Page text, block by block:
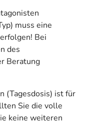
muss eine
Bei
des
Beratung
(Tagesdosis) ist für
Sie die volle
keine weiteren